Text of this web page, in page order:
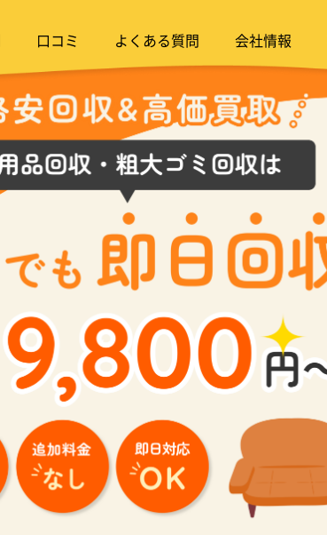
口コミ よくある質問 会社情報